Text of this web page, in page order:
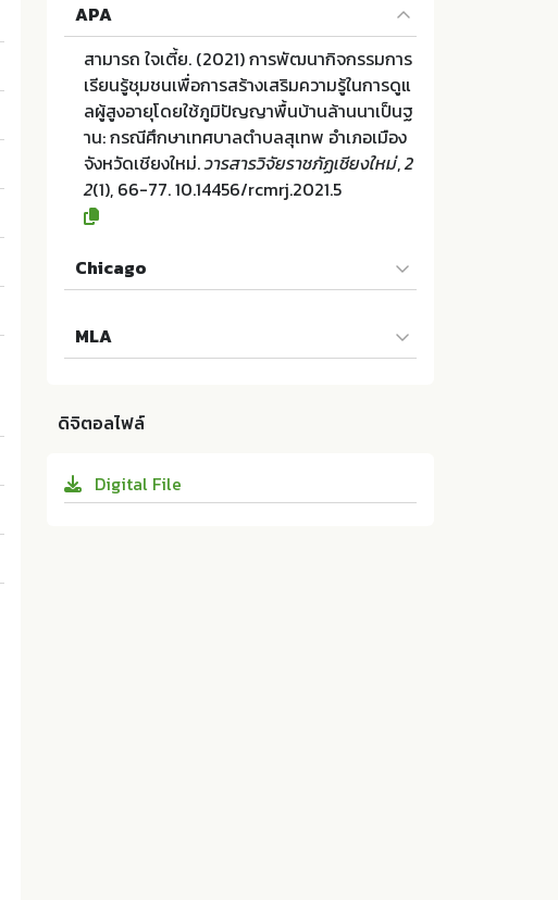
APA
สามารถ ใจเตี้ย. (2021) การพัฒนากิจกรรมการ
เรียนรู้ชุมชนเพื่อการสร้างเสริมความรู้ในการดูแ
ลผู้สูงอายุโดยใช้ภูมิปัญญาพื้นบ้านล้านนาเป็นฐ
าน: กรณีศึกษาเทศบาลตำบลสุเทพ อำเภอเมือง
จังหวัดเชียงใหม่.วารสารวิจัยราชภัฏเชียงใหม่,2
2(1), 66-77. 10.14456/rcmrj.2021.5
Chicago
ชุมชนเพื่อการสร้างเสริมความรู้ในการดูแลผู้สูง
อายุโดยใช้ภูมิปัญญาพื้นบ้านล้านนาเป็นฐาน: ก
ดเชียงใหม่". วารสารวิจัยราชภัฏเชียงใหม่ 22 (2
MLA
ยุโดยใช้ภูมิปัญญาพื้นบ้านล้านนาเป็นฐาน: กรณี
ยงใหม่. มหาวิทยาลัยราชภัฏเชียงใหม่:ม.ป.ท. 20
21. 10.14456/rcmrj.2021.5
ดิจิตอลไฟล์
Digital File